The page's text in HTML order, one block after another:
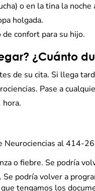
o en la tina la
holgada.
confort para su hijo.
¿Cuánto
de su cita. Si llega
Pase a
hora.
Neurociencias al 414-
o fiebre. Se podría
podría volver a
tengamos los